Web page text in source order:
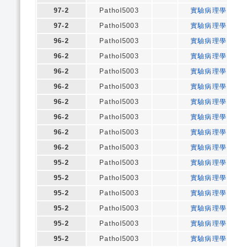
97-2
Pathol5003
實驗病理學
97-2
Pathol5003
實驗病理學
96-2
Pathol5003
實驗病理學
96-2
Pathol5003
實驗病理學
96-2
Pathol5003
實驗病理學
96-2
Pathol5003
實驗病理學
96-2
Pathol5003
實驗病理學
96-2
Pathol5003
實驗病理學
96-2
Pathol5003
實驗病理學
96-2
Pathol5003
實驗病理學
95-2
Pathol5003
實驗病理學
95-2
Pathol5003
實驗病理學
95-2
Pathol5003
實驗病理學
95-2
Pathol5003
實驗病理學
95-2
Pathol5003
實驗病理學
95-2
Pathol5003
實驗病理學